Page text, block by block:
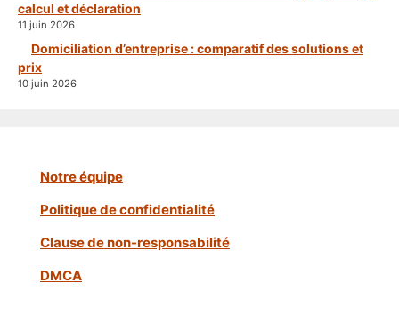
calcul et déclaration
11 juin 2026
Domiciliation d’entreprise : comparatif des solutions et
prix
10 juin 2026
Notre équipe
Politique de confidentialité
Clause de non-responsabilité
DMCA